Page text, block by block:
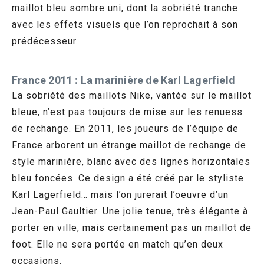
maillot bleu sombre uni, dont la sobriété tranche
avec les effets visuels que l’on reprochait à son
prédécesseur.
France 2011 : La marinière de Karl Lagerfield
La sobriété des maillots Nike, vantée sur le maillot
bleue, n’est pas toujours de mise sur les renuess
de rechange. En 2011, les joueurs de l’équipe de
France arborent un étrange maillot de rechange de
style marinière, blanc avec des lignes horizontales
bleu foncées. Ce design a été créé par le styliste
Karl Lagerfield… mais l’on jurerait l’oeuvre d’un
Jean-Paul Gaultier. Une jolie tenue, très élégante à
porter en ville, mais certainement pas un maillot de
foot. Elle ne sera portée en match qu’en deux
occasions.